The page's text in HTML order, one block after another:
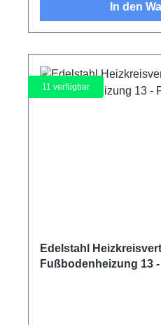
In den
11 verfügbar
Edelstahl
Fußbodenheizung 13